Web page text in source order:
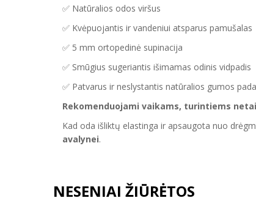
✅ Natūralios odos viršus
✅ Kvėpuojantis ir vandeniui atsparus pamušalas
✅ 5 mm ortopedinė supinacija
✅ Smūgius sugeriantis išimamas odinis vidpadis
✅ Patvarus ir neslystantis natūralios gumos
Rekomenduojami vaikams, turintiems
Kad oda išliktų elastinga ir apsaugota nuo
avalynei.
NESENIAI ŽIŪRĖTOS